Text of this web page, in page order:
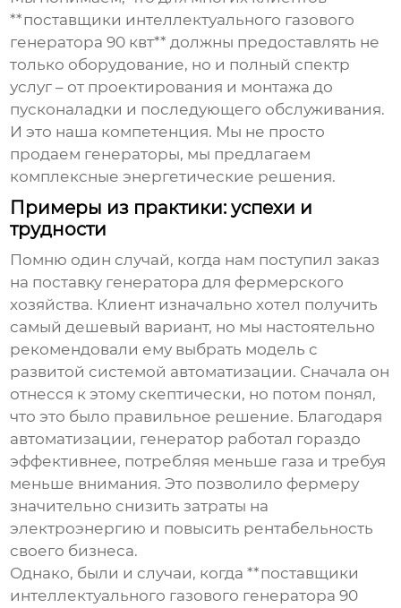
**поставщики интеллектуального газового
генератора 90 квт** должны предоставлять не
только оборудование, но и полный спектр
услуг – от проектирования и монтажа до
пусконаладки и последующего обслуживания.
И это наша компетенция. Мы не просто
продаем генераторы, мы предлагаем
комплексные энергетические решения.
Примеры из практики: успехи и
трудности
Помню один случай, когда нам поступил заказ
на поставку генератора для фермерского
хозяйства. Клиент изначально хотел получить
самый дешевый вариант, но мы настоятельно
рекомендовали ему выбрать модель с
развитой системой автоматизации. Сначала он
отнесся к этому скептически, но потом понял,
что это было правильное решение. Благодаря
автоматизации, генератор работал гораздо
эффективнее, потребляя меньше газа и требуя
меньше внимания. Это позволило фермеру
значительно снизить затраты на
электроэнергию и повысить рентабельность
своего бизнеса.
Однако, были и случаи, когда **поставщики
интеллектуального газового генератора 90